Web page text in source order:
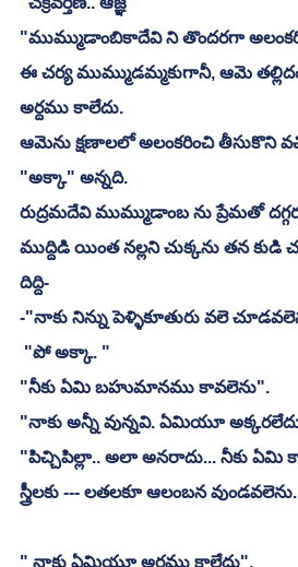
"ముమ్ముడాంబికాదేవి ని తొందరగా
ఈ చర్య ముమ్ముడమ్మకుగానీ, ఆమె
అర్దము కాలేదు.
ఆమెను క్షణాలలో అలంకరించి తీసుకొని
"అక్కా" అన్నది.
రుద్రమదేవి ముమ్ముడాంబ ను ప్రేమతో
ముద్దిడి యింత నల్లని చుక్కను తన
దిద్ది-
-"నాకు నిన్ను పెళ్ళికూతురు వలె
"పో అక్కా. "
"నీకు ఏమి బహుమానము కావలెను".
"నాకు అన్నీ వున్నవి. ఏమియూ
"పిచ్చిపిల్లా.. అలా అనరాదు... నీకు ఏమి
స్త్రీలకు --- లతలకూ ఆలంబన
" నాకు ఏమియూ అర్థము కాలేదు".